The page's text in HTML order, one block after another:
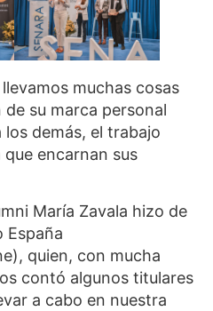
muchas cosas
su marca personal
demás, el trabajo
encarnan sus
María Zavala hizo de
España
quien, con mucha
contó algunos titulares
a cabo en nuestra